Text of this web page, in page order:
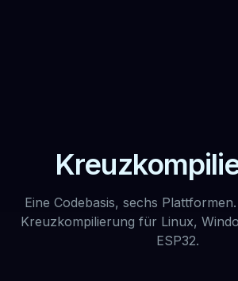
Eine Codebasis, sechs
Kreuzkompilierung für Linux,
ESP32.